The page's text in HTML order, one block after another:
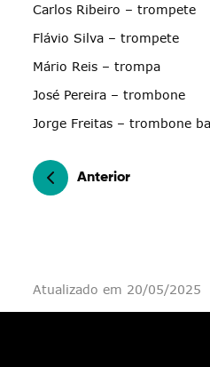
Carlos Ribeiro – trompete
Flávio Silva – trompete
Mário Reis – trompa
José Pereira – trombone
Jorge Freitas – trombone
Anterior
Atualizado em 20/05/2025